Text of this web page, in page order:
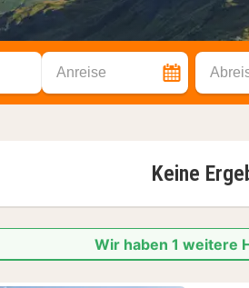
Anreise
Keine
Wir haben 1 weitere